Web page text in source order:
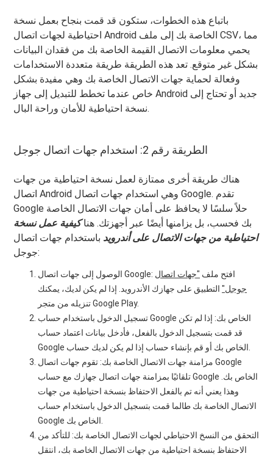
باتباع هذه الخطوات، ستكون قد قمت بنجاح بعمل نسخة
احتياطية لجهات اتصال Android الخاصة بك إلى ملف CSV، مما
يحمي معلومات الاتصال القيمة الخاصة بك من فقدان البيانات
بشكل غير متوقع. تعد هذه الطريقة طريقة متعددة الاستخدامات
وفعالة لحماية جهات الاتصال الخاصة بك وهي مفيدة بشكل
خاص عندما تخطط للتبديل إلى جهاز Android جديد أو تحتاج إلى
نسخة احتياطية للأمان وراحة البال.
الطريقة رقم 2: استخدام جهات اتصال جوجل
هناك طريقة أخرى ممتازة لعمل نسخة احتياطية من جهات
اتصال Android وهي استخدام جهات اتصال Google. تقدم
Google حلاً سلسًا لا يحافظ على أمان جهات الاتصال الخاصة
بك فحسب، بل يزامنها أيضًا عبر أجهزتك. هناكيفية عمل نسخة
احتياطية من جهات الاتصال على أندرويد باستخدام جهات اتصال
جوجل:
الوصول إلى جهات اتصال Google: افتح ملف "جهات اتصال
جوجل"التطبيق على جهازك الأندرويد. إذا لم يكن لديك، يمكنك
تنزيله من متجر Google Play.
تسجيل الدخول باستخدام حساب Google الخاص بك: إذا لم تكن
قد قمت بتسجيل الدخول بالفعل، فأدخل بيانات اعتماد حساب
مزامنة جهات الاتصال الخاصة بك: تقوم جهات اتصال Google
تلقائيًا بمزامنة جهات اتصال جهازك مع حساب Google الخاص بك.
وهذا يعني أنه تم بالفعل الاحتفاظ بنسخة احتياطية من جهات
الاتصال الخاصة بك طالما قمت بتسجيل الدخول باستخدام حساب
التحقق من النسخ الاحتياطي لجهات الاتصال الخاصة بك: للتأكد من
الاحتفاظ بنسخة احتياطية من جهات الاتصال الخاصة بك، انتقل